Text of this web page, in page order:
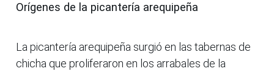
Orígenes de la picantería arequipeña
La picantería arequipeña surgió en las tabernas de
chicha que proliferaron en los arrabales de la